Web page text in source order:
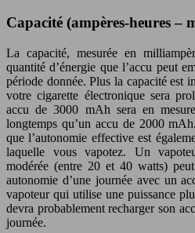
Capacité (ampères-heures –
La capacité, mesurée en
quantité d’énergie que l’accu peut
période donnée. Plus la capacité est
votre cigarette électronique sera
accu de 3000 mAh sera en
longtemps qu’un accu de 2000
que l’autonomie effective est
laquelle vous vapotez. Un
modérée (entre 20 et 40 watts)
autonomie d’une journée avec un
vapoteur qui utilise une puissance
devra probablement recharger son
journée.